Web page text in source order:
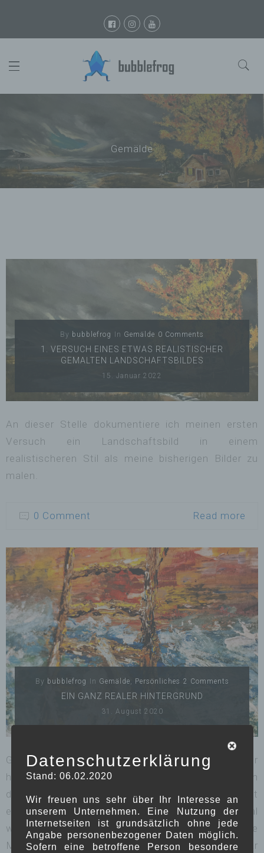
Gemälde
By bubblefrog In Gemälde 0 Comments
1. VERSUCH EINES ETWAS REALISTISCHER
GEMALTEN LANDSCHAFTSBILDES
15. Januar 2022
An dieser Stelle dokumentiere ich meinen ersten
Versuch ein Landschaftsbild in einem
realistischeren Stil als meine bisherigen Bilder zu
malen.
0 Comment Read more
By bubblefrog In Gemälde, Persönliches 2 Comments
EIN GANZ REALER HINTERGRUND
31. August 2020
Gespürt habe ich es die über die letzten Jahre. Wahr
haben wollte ich es nicht. Bis zu einem Freitag, an
dem alles wieder über mich kam. Mit voller Wucht
erfasste mich eine Depression. Und mit einem Mal
war ich komplett leer. Kein Gefühl, keine
Möglichkeit in die Zukunft zu blicken. Alles war
Datenschutzerklärung
Stand: 06.02.2020
Wir freuen uns sehr über Ihr Interesse an
unserem Unternehmen. Eine Nutzung der
Internetseiten ist grundsätzlich ohne jede
Angabe personenbezogener Daten möglich.
Sofern eine betroffene Person besondere